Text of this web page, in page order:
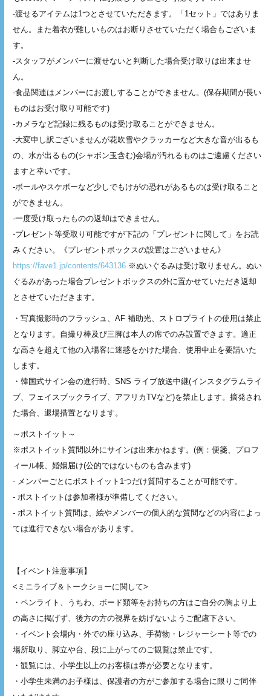
-渡せるアイテムは1つとさせていただきます。「1セット」ではありま
せん。また着衣が難しいものはお断りさせていただく場合もございま
す。
-スタッフがメンバーに渡せないと判断した場合受け取りは出来ませ
ん。
-食品関連はメンバーにお渡しすることができません。(保存期間が長い
ものはお受け取り可能です)
-カメラなど記録に残るものは受け取ることができません。
-大変申し訳ございませんが花吹雪やクラッカーなど大きな音が出るも
の、水が出るもの(シャボン玉含む)会場が汚れるものはご遠慮ください
ますと幸いです。
-ボールやスケボーなど少しでもけがの恐れがあるものは受け取ること
ができません。
-一度受け取ったものの返却はできません。
-プレゼント等受取り可能ですが下記の「プレゼントに関して」をお読
みください。《プレゼントボックスの設置はございません》
https://fave1.jp/contents/643136 ※ぬいぐるみは受け取りません。ぬい
ぐるみがあった場合プレゼントボックスの外に置かせていただき返却
とさせていただきます。
・写真撮影時のフラッシュ、AF 補助光、ストロブライトの使用は禁止
となります。自撮り棒及び三脚は本人の席でのみ設置できます。適正
な高さを超えて他の入場客に迷惑をかけた場合、使用中止を要請いた
します。
・韓国式サイン会の進行時、SNS ライブ放送中継(インスタグラムライ
ブ、フェイスブックライブ、アフリカTVなど)を禁止します。摘発され
た場合、退場措置となります。
～ポストイット～
※ポストイット質問以外にサインは出来かねます。(例：便箋、プロフ
ィール帳、婚姻届け(公的ではないものも含みます)
- メンバーごとにポストイット1つだけ質問することが可能です。
- ポストイットは参加者様が準備してください。
- ポストイット質問は、絵やメンバーの個人的な質問などの内容によっ
ては進行できない場合があります。
【イベント注意事項】
<ミニライブ＆トークショーに関して>
・ペンライト、うちわ、ボード類等をお持ちの方はご自分の胸より上
の高さに掲げず、後方の方の視界を妨げないようご配慮下さい。
・イベント会場内・外での座り込み、手荷物・レジャーシート等での
場所取り、脚立や台、段に上がってのご観覧は禁止です。
・観覧には、小学生以上のお客様は券が必要となります。
・小学生未満のお子様は、保護者の方がご参加する場合に限りご同伴